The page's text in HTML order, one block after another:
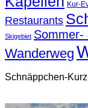
Kur-
Restaurants
Skigebiet Sommer-
Wanderweg
Schnäppchen-